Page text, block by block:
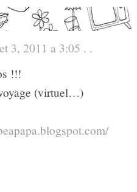
3, 2011 a 3:05 . .
!!!
(virtuel…)